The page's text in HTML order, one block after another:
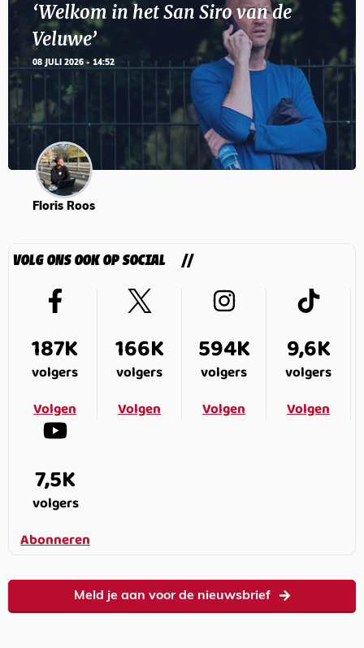
‘Welkom in het San Siro van de
Veluwe’
08 JULI 2026 - 14:52
Floris Roos
VOLG ONS OOK OP SOCIAL
187K
volgers
Volgen
166K
volgers
Volgen
594K
volgers
Volgen
9,6K
volgers
Volgen
7,5K
volgers
Abonneren
Meld je aan voor de nieuwsbrief